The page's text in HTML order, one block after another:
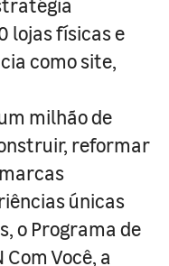
lojas físicas e
como site,
milhão de
reformar
únicas
o Programa de
Com Você, a